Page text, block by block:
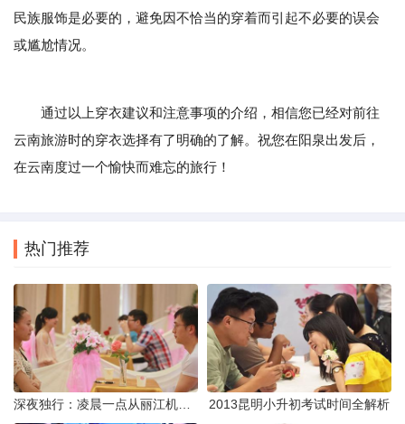
民族服饰是必要的，避免因不恰当的穿着而引起不必要的误会
或尴尬情况。
通过以上穿衣建议和注意事项的介绍，相信您已经对前往
云南旅游时的穿衣选择有了明确的了解。祝您在阳泉出发后，
在云南度过一个愉快而难忘的旅行！
热门推荐
2013昆明小升初考试时间全解析